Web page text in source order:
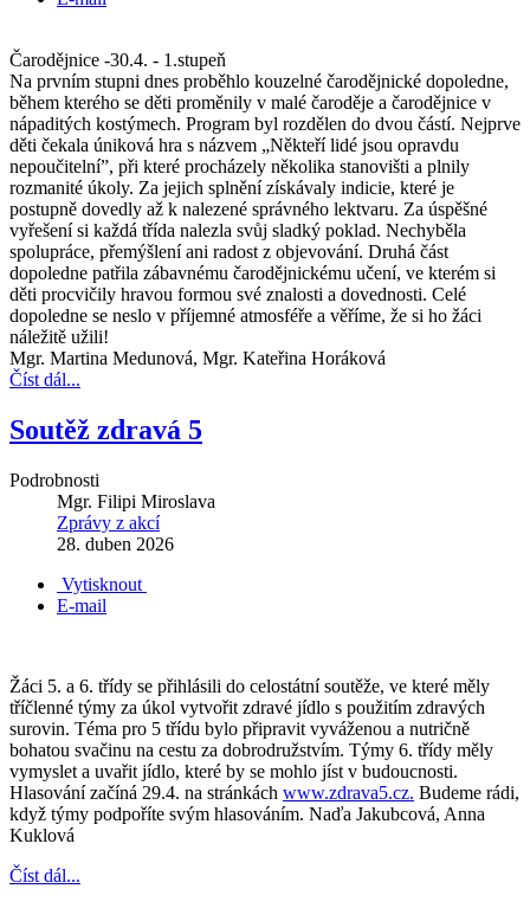
Čarodějnice -30.4. - 1.stupeň
Na prvním stupni dnes proběhlo kouzelné čarodějnické dopoledne,
během kterého se děti proměnily v malé čaroděje a čarodějnice v
nápaditých kostýmech. Program byl rozdělen do dvou částí. Nejprve
děti čekala úniková hra s názvem „Někteří lidé jsou opravdu
nepoučitelní”, při které procházely několika stanovišti a plnily
rozmanité úkoly. Za jejich splnění získávaly indicie, které je
postupně dovedly až k nalezené správného lektvaru. Za úspěšné
vyřešení si každá třída nalezla svůj sladký poklad. Nechyběla
spolupráce, přemýšlení ani radost z objevování. Druhá část
dopoledne patřila zábavnému čarodějnickému učení, ve kterém si
děti procvičily hravou formou své znalosti a dovednosti. Celé
dopoledne se neslo v příjemné atmosféře a věříme, že si ho žáci
náležitě užili!
Mgr. Martina Medunová, Mgr. Kateřina Horáková
Číst dál...
Soutěž zdravá 5
Podrobnosti
Mgr. Filipi Miroslava
Zprávy z akcí
28. duben 2026
Vytisknout
E-mail
Žáci 5. a 6. třídy se přihlásili do celostátní soutěže, ve které měly
tříčlenné týmy za úkol vytvořit zdravé jídlo s použitím zdravých
surovin. Téma pro 5 třídu bylo připravit vyváženou a nutričně
bohatou svačinu na cestu za dobrodružstvím. Týmy 6. třídy měly
vymyslet a uvařit jídlo, které by se mohlo jíst v budoucnosti.
Hlasování začíná 29.4. na stránkách www.zdrava5.cz. Budeme rádi,
když týmy podpoříte svým hlasováním. Naďa Jakubcová, Anna
Kuklová
Číst dál...